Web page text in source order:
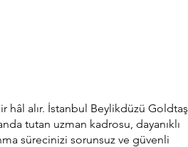
hâl alır. İstanbul Beylikdüzü Goldtaş
tutan uzman kadrosu, dayanıklı
sürecinizi sorunsuz ve güvenli